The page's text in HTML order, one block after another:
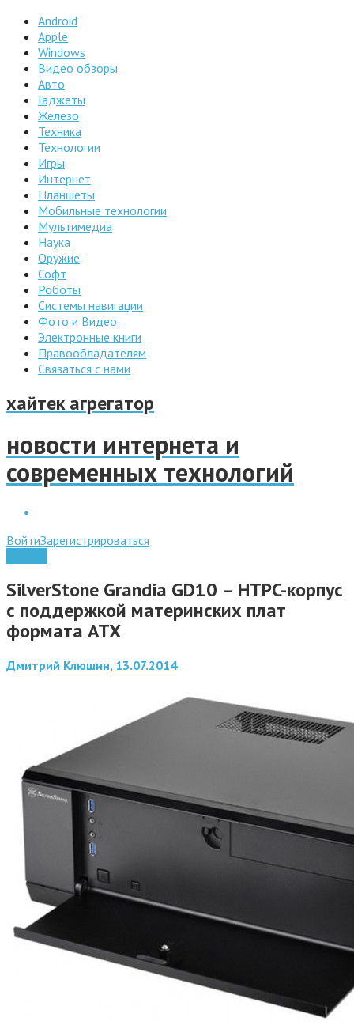
Android
Apple
Windows
Видео обзоры
Авто
Гаджеты
Железо
Техника
Технологии
Игры
Интернет
Планшеты
Мобильные технологии
Мультимедиа
Наука
Оружие
Софт
Роботы
Системы навигации
Фото и Видео
Электронные книги
Правообладателям
Связаться с нами
хайтек агрегатор
новости интернета и
современных технологий
ВойтиЗарегистрироваться
SilverStone Grandia GD10 – HTPC-корпус
с поддержкой материнских плат
формата ATX
Дмитрий Клюшин, 13.07.2014